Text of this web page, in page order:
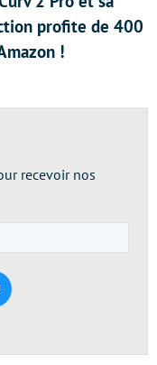
profite de 400
!
recevoir nos